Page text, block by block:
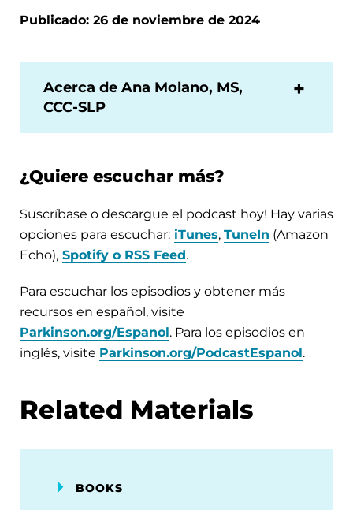
Publicado: 26 de noviembre de 2024
Acerca de Ana Molano, MS,
CCC-SLP
¿Quiere escuchar más?
Suscríbase o descargue el podcast hoy! Hay varias
opciones para escuchar: iTunes, TuneIn (Amazon
Echo), Spotify o RSS Feed.
Para escuchar los episodios y obtener más
recursos en español, visite
Parkinson.org/Espanol. Para los episodios en
inglés, visite Parkinson.org/PodcastEspanol.
Related Materials
BOOKS